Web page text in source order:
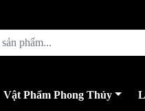
Vật Phẩm Phong Thủy